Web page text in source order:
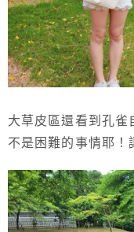
大草皮區還看到孔雀
不是困難的事情耶！